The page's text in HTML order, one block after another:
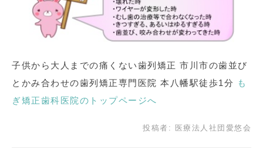
子供から大人までの痛くない歯列矯正 市川市の歯並び
とかみ合わせの歯列矯正専門医院 本八幡駅徒歩1分
も
ぎ矯正歯科医院のトップページへ
投稿者: 医療法人社団愛悠会